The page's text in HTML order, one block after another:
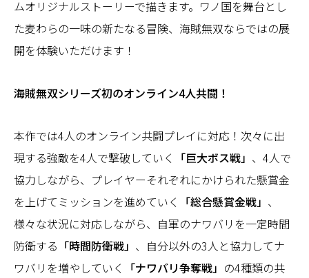
ムオリジナルストーリーで描きます。ワノ国を舞台とし
た麦わらの一味の新たなる冒険、海賊無双ならではの展
開を体験いただけます！
海賊無双シリーズ初のオンライン4人共闘！
本作では4人のオンライン共闘プレイに対応！次々に出
現する強敵を4人で撃破していく
「巨大ボス戦」 、4人で
協力しながら、プレイヤーそれぞれにかけられた懸賞金
を上げてミッションを進めていく
「総合懸賞金戦」 、
様々な状況に対応しながら、自軍のナワバリを一定時間
防衛する 「時間防衛戦」 、自分以外の3人と協力してナ
ワバリを増やしていく
「ナワバリ争奪戦」 の4種類の共